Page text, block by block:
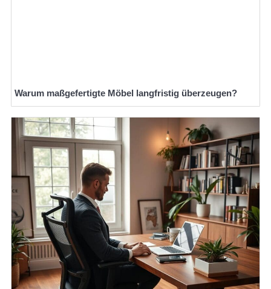
Warum maßgefertigte Möbel langfristig überzeugen?